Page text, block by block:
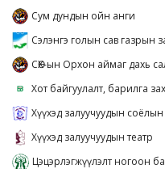
Сум дундын ойн анги
Сэлэнгэ голын сав газрын
СӨХ-ын Орхон аймаг дахь
Хот байгуулалт, барилга
Хүүхэд залуучуудын соёлын
Хүүхэд залуучуудын театр
Цэцэрлэгжүүлэлт ногоон